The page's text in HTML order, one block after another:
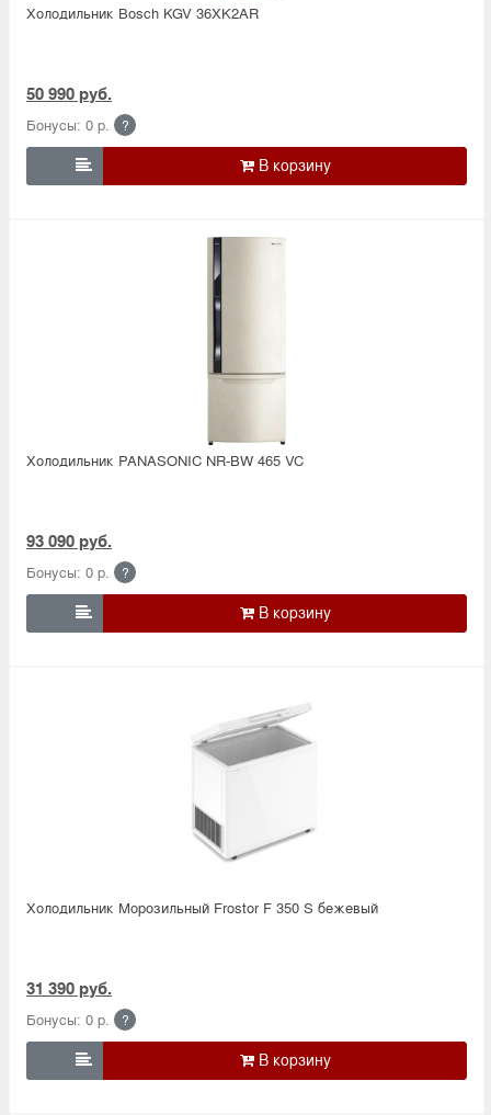
Холодильник Bosсh KGV 36XK2AR
50 990 руб.
Бонусы: 0 р. ?

Холодильник PANASONIC NR-BW 465 VC
93 090 руб.
Бонусы: 0 р. ?

Холодильник Морозильный Frostor F 350 S бежевый
31 390 руб.
Бонусы: 0 р. ?
